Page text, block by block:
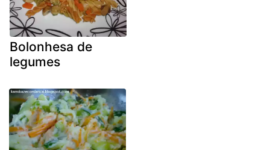
Bolonhesa de
legumes